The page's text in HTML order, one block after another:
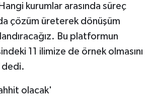
kurumlar arasında süreç
çözüm üreterek dönüşüm
Bu platformun
11 ilimize de örnek olmasını
olacak'